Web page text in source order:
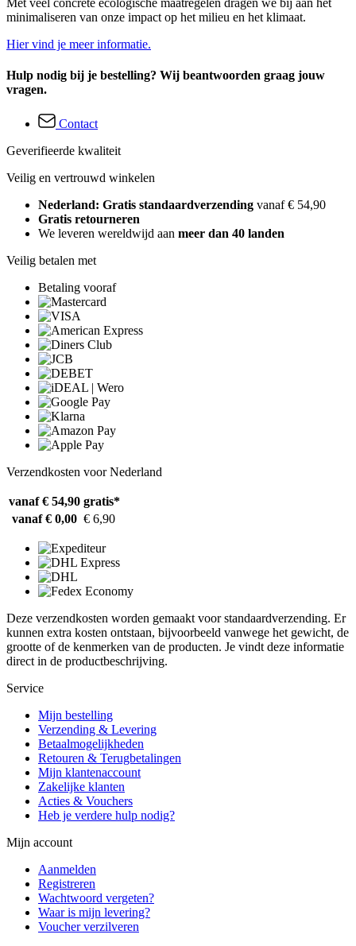
Met veel concrete ecologische maatregelen dragen we bij aan het
minimaliseren van onze impact op het milieu en het klimaat.
Hier vind je meer informatie.
Hulp nodig bij je bestelling? Wij beantwoorden graag jouw
vragen.
Contact
Geverifieerde kwaliteit
Veilig en vertrouwd winkelen
Nederland: Gratis standaardverzending vanaf € 54,90
Gratis retourneren
We leveren wereldwijd aan meer dan 40 landen
Veilig betalen met
Betaling vooraf
Verzendkosten voor Nederland
vanaf € 54,90 gratis*
vanaf € 0,00 € 6,90
Deze verzendkosten worden gemaakt voor standaardverzending. Er
kunnen extra kosten ontstaan, bijvoorbeeld vanwege het gewicht, de
grootte of de kenmerken van de producten. Je vindt deze informatie
direct in de productbeschrijving.
Service
Mijn bestelling
Verzending & Levering
Betaalmogelijkheden
Retouren & Terugbetalingen
Mijn klantenaccount
Zakelijke klanten
Acties & Vouchers
Heb je verdere hulp nodig?
Mijn account
Aanmelden
Registreren
Wachtwoord vergeten?
Waar is mijn levering?
Voucher verzilveren